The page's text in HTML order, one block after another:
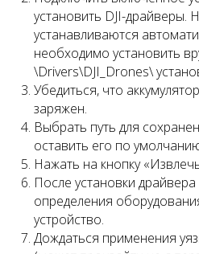
установить DJI-драйверы.
устанавливаются
необходимо установить
\Drivers\DJI_Drones\
Убедиться, что
заряжен.
Выбрать путь для
оставить его по
Нажать на кнопку
После установки
определения
устройство.
Дождаться применения